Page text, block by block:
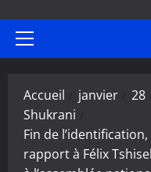
Menu
Accueil janvier 28
Shukrani
Fin de
rapport à Félix